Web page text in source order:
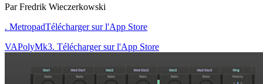
Par Fredrik Wieczerkowski
. MetropadTélécharger sur l'App Store
VAPolyMk3. Télécharger sur l'App Store